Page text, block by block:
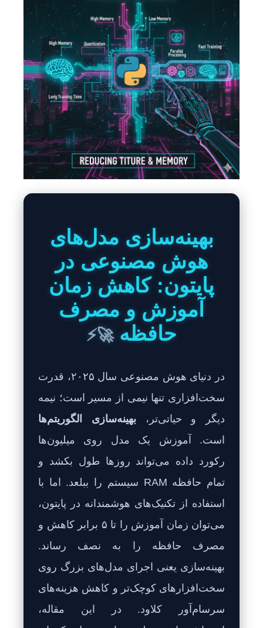
بهینه‌سازی مدل‌های
هوش مصنوعی در
پایتون: کاهش زمان
آموزش و مصرف
حافظه🚀⚡
در دنیای هوش مصنوعی سال ۲۰۲۵، قدرت
سخت‌افزاری تنها نیمی از مسیر است؛ نیمه
دیگر و حیاتی‌تر،بهینه‌سازی الگوریتم‌ها
است. آموزش یک مدل روی میلیون‌ها
رکورد داده می‌تواند روزها طول بکشد و
تمام حافظه RAM سیستم را ببلعد. اما با
استفاده از تکنیک‌های هوشمندانه در پایتون،
می‌توان زمان آموزش را تا ۵ برابر کاهش و
مصرف حافظه را به نصف رساند.
بهینه‌سازی یعنی اجرای مدل‌های بزرگ روی
سخت‌افزارهای کوچک‌تر و کاهش هزینه‌های
سرسام‌آور کلاود. در این مقاله،